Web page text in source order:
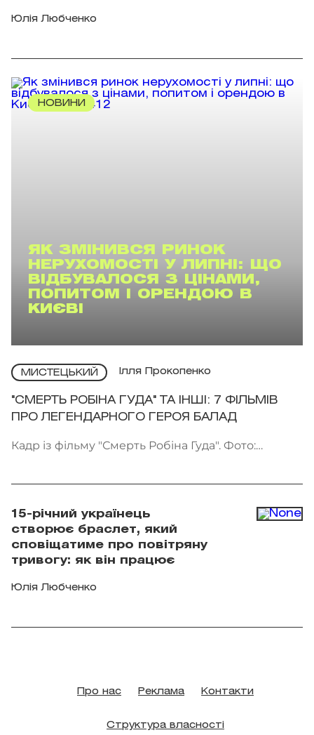
Юлія Любченко
НОВИНИ
ЯК ЗМІНИВСЯ РИНОК
НЕРУХОМОСТІ У ЛИПНІ: ЩО
ВІДБУВАЛОСЯ З ЦІНАМИ,
ПОПИТОМ І ОРЕНДОЮ В
КИЄВІ
МИСТЕЦЬКИЙ Ілля Прокопенко
"СМЕРТЬ РОБІНА ГУДА" ТА ІНШІ: 7 ФІЛЬМІВ
ПРО ЛЕГЕНДАРНОГО ГЕРОЯ БАЛАД
Кадр із фільму "Смерть Робіна Гуда". Фото:
15-річний українець
створює браслет, який
сповіщатиме про повітряну
тривогу: як він працює
Юлія Любченко
Про нас Реклама Контакти
Структура власності